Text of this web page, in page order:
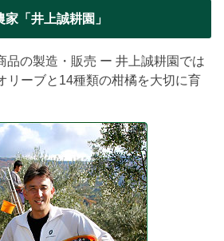
「井上誠耕園」
品の製造・販売 ー 井上誠耕園では
リーブと14種類の柑橘を大切に育